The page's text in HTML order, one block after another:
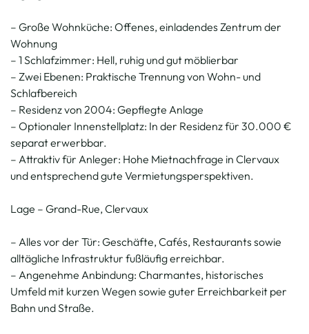
– Große Wohnküche: Offenes, einladendes Zentrum der
Wohnung
– 1 Schlafzimmer: Hell, ruhig und gut möblierbar
– Zwei Ebenen: Praktische Trennung von Wohn- und
Schlafbereich
– Residenz von 2004: Gepflegte Anlage
– Optionaler Innenstellplatz: In der Residenz für 30.000 €
separat erwerbbar.
– Attraktiv für Anleger: Hohe Mietnachfrage in Clervaux
und entsprechend gute Vermietungsperspektiven.
Lage – Grand-Rue, Clervaux
– Alles vor der Tür: Geschäfte, Cafés, Restaurants sowie
alltägliche Infrastruktur fußläufig erreichbar.
– Angenehme Anbindung: Charmantes, historisches
Umfeld mit kurzen Wegen sowie guter Erreichbarkeit per
Bahn und Straße.